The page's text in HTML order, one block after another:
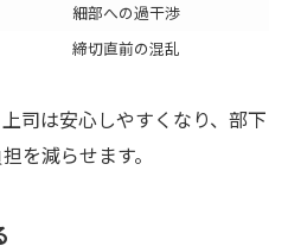
細部への過干渉
締切直前の混乱
司は安心しやすくなり、部下
を減らせます。